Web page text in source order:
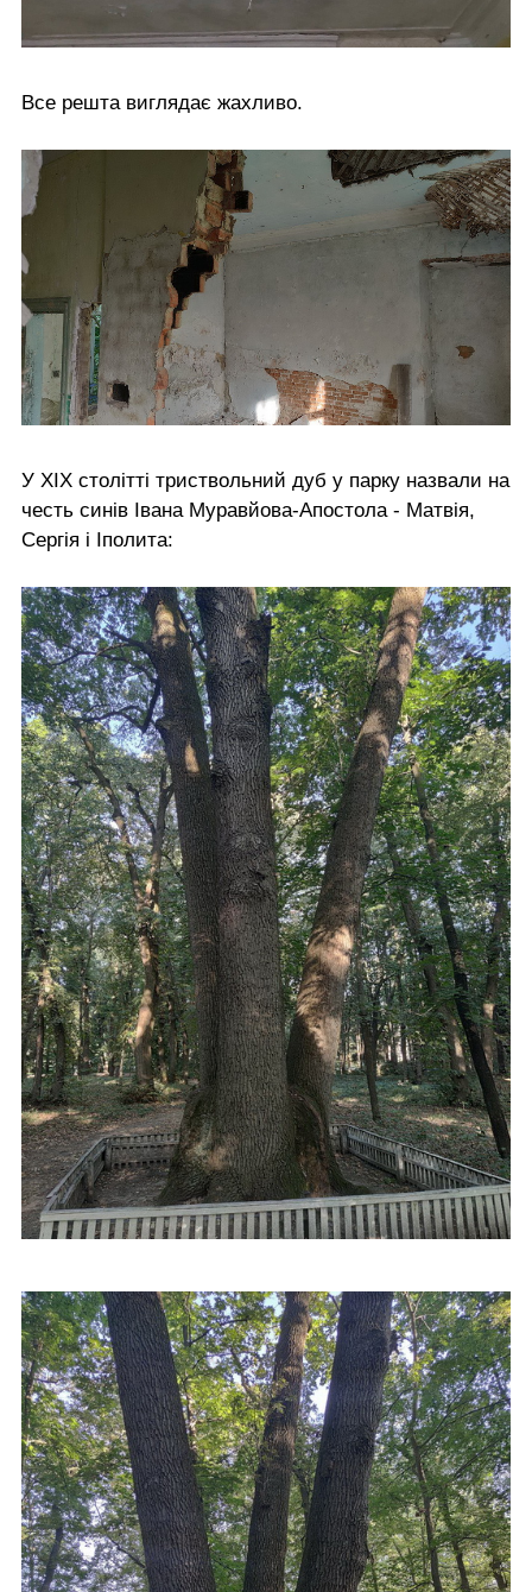
Все решта виглядає жахливо.
У ХІХ столітті триствольний дуб у парку назвали на
честь синів Івана Муравйова-Апостола - Матвія,
Сергія і Іполита: